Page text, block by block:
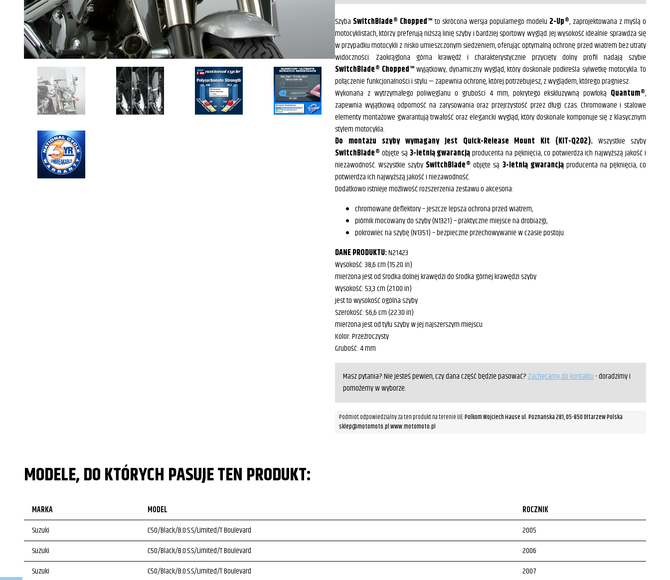
/
C800
Intruder
/
VL800
Szyba SwitchBlade® Chopped™to skrócona wersja popularnego modelu 2-Up®, zaprojektowana z myślą o
motocyklistach, którzy preferują niższą linię szyby i bardziej sportowy wygląd. Jej wysokość idealnie sprawdza się
w przypadku motocykli z nisko umieszczonym siedzeniem, oferując optymalną ochronę przed wiatrem bez utraty
widoczności. Zaokrąglona górna krawędź i charakterystycznie przycięty dolny profil nadają szybie
SwitchBlade® Chopped™wyjątkowy, dynamiczny wygląd, który doskonale podkreśla sylwetkę motocykla. To
połączenie funkcjonalności i stylu — zapewnia ochronę, której potrzebujesz, z wyglądem, którego pragniesz.
Wykonana z wytrzymałego poliwęglanu o grubości 4 mm, pokrytego ekskluzywną powłoką Quantum®,
zapewnia wyjątkową odporność na zarysowania oraz przejrzystość przez długi czas. Chromowane i stalowe
elementy montażowe gwarantują trwałość oraz elegancki wygląd, który doskonale komponuje się z klasycznym
stylem motocykla.
Do montażu szyby wymagany jest Quick-Release Mount Kit (KIT-Q202). Wszystkie szyby
SwitchBlade® objęte są 3-letnią gwarancjąproducenta na pęknięcia, co potwierdza ich najwyższą jakość i
niezawodność. Wszystkie szyby SwitchBlade® objęte są 3-letnią gwarancjąproducenta na pęknięcia, co
potwierdza ich najwyższą jakość i niezawodność.
Dodatkowo istnieje możliwość rozszerzenia zestawu o akcesoria:
chromowane deflektory – jeszcze lepsza ochrona przed wiatrem,
piórnik mocowany do szyby (N1321) – praktyczne miejsce na drobiazgi,
pokrowiec na szybę (N1351) – bezpieczne przechowywanie w czasie postoju.
DANE PRODUKTU:N21423
Wysokość: 38,6 cm (15.20 in)
mierzona jest od środka dolnej krawędzi do środka górnej krawędzi szyby
Wysokość: 53,3 cm (21.00 in)
jest to wysokość ogólna szyby
Szerokość: 56,6 cm (22.30 in)
mierzona jest od tyłu szyby w jej najszerszym miejscu
Kolor: Przeźroczysty
Grubość: 4 mm
Masz pytania? Nie jesteś pewien, czy dana część będzie pasować?Zachęcamy do kontaktu- doradzimy i
pomożemy w wyborze.
Podmiot odpowiedzialny za ten produkt na terenie UE:Polkom Wojciech Hause ul. Poznańska 281, 05-850 Ołtarzew Polska
sklep@motomoto.pl www.motomoto.pl
MODELE, DO KTÓRYCH PASUJE TEN PRODUKT:
MARKA MODEL
ROCZNIK
Suzuki
C50/Black/B.O.S.S/Limited/T Boulevard
2005
Suzuki
C50/Black/B.O.S.S/Limited/T Boulevard
2006
Suzuki
C50/Black/B.O.S.S/Limited/T Boulevard
2007